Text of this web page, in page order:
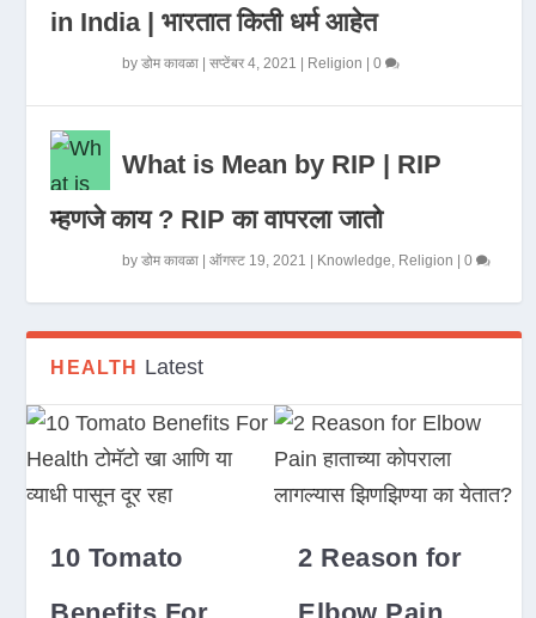
in India | भारतात किती धर्म आहेत
byडोम कावळा |सप्टेंबर 4, 2021 Religion |0
What is Mean by RIP | RIP
म्हणजे काय ? RIP का वापरला जातो
byडोम कावळा |ऑगस्ट 19, 2021 Knowledge, Religion |0
HEALTH Latest
10 Tomato
2 Reason for